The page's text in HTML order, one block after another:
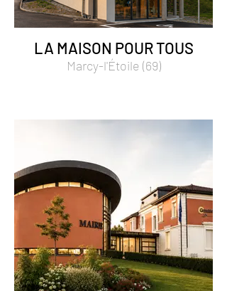
LA MAISON POUR TOUS
Marcy-l'Étoile (69)